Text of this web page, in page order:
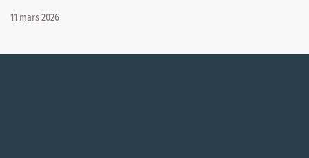
11 mars 2026